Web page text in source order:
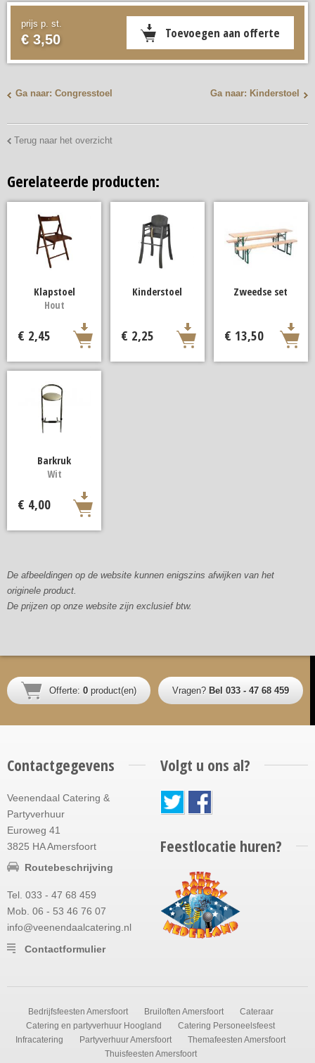
prijs p. st.
€ 3,50
Ga naar: Congresstoel Ga naar: Kinderstoel
Terug naar het overzicht
Gerelateerde producten:
Klapstoel
Hout
€ 2,45
Kinderstoel
€ 2,25
Zweedse set
€ 13,50
Barkruk
Wit
€ 4,00
De afbeeldingen op de website kunnen enigszins afwijken van het
originele product.
De prijzen op onze website zijn exclusief btw.
Offerte: 0 product(en) Vragen? Bel 033 - 47 68 459
Contactgegevens
Veenendaal Catering &
Partyverhuur
Euroweg 41
3825 HA Amersfoort
Routebeschrijving
Tel. 033 - 47 68 459
Mob. 06 - 53 46 76 07
info@veenendaalcatering.nl
Contactformulier
Volgt u ons al?
Feestlocatie huren?
Bedrijfsfeesten Amersfoort Bruiloften Amersfoort
Cateraar
Catering en partyverhuur Hoogland
Catering Personeelsfeest
Infracatering
Partyverhuur Amersfoort
Themafeesten Amersfoort
Thuisfeesten Amersfoort